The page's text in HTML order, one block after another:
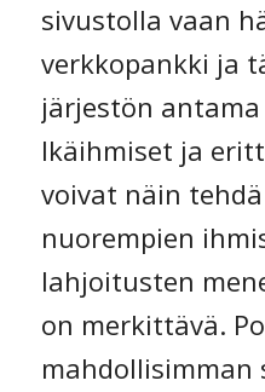
sivustolla vaan
verkkopankki ja
järjestön
Ikäihmiset ja
voivat näin
nuorempien
lahjoitusten
on merkittävä.
mahdollisimman